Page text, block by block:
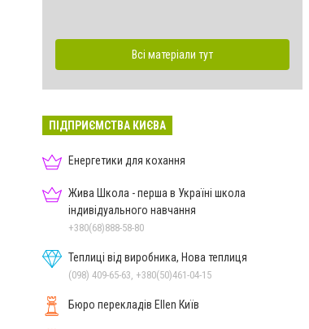
Всі матеріали тут
ПІДПРИЄМСТВА КИЄВА
Енергетики для кохання
Жива Школа - перша в Україні школа
індивідуального навчання
+380(68)888-58-80
Теплиці від виробника, Нова теплиця
(098) 409-65-63, +380(50)461-04-15
Бюро перекладів Ellen Київ